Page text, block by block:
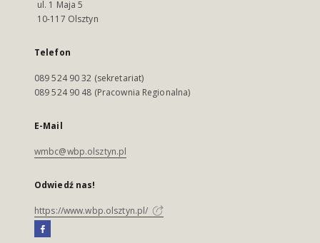
ul. 1 Maja 5
10-117 Olsztyn
Telefon
089 524 90 32 (sekretariat)
089 524 90 48 (Pracownia Regionalna)
E-Mail
wmbc@wbp.olsztyn.pl
Odwiedź nas!
https://www.wbp.olsztyn.pl/